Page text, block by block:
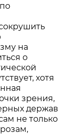
на
о
хотя
зрения,
держав
не только